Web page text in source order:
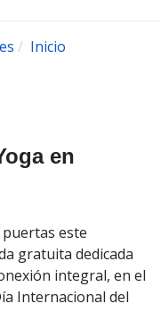
Inicio
en
puertas este
gratuita dedicada
integral, en el
Internacional del